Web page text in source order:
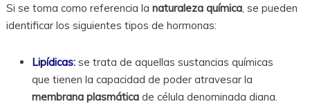
Si se toma como referencia la naturaleza química, se pueden
identificar los siguientes tipos de hormonas:
Lipídicas:se trata de aquellas sustancias químicas
que tienen la capacidad de poder atravesar la
membrana plasmática de célula denominada diana.